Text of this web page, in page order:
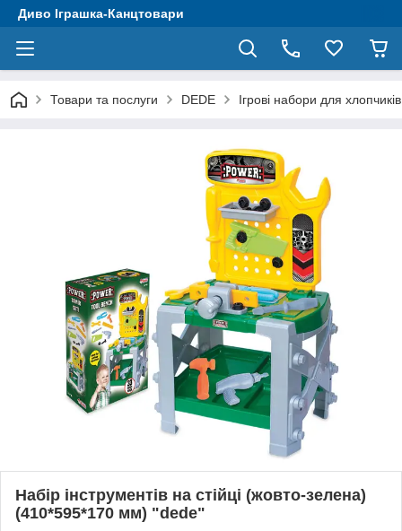
Диво Іграшка-Канцтовари
Товари та послуги DEDE Ігрові набори для хлопчиків
Набір інструментів на стійці (жовто-зелена)
(410*595*170 мм) "dede"